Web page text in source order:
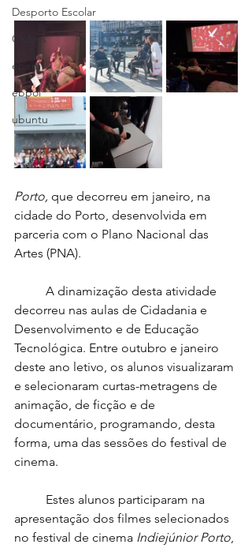
Desporto Escolar
Clubes
ebem
ebpol
ubuntu
Porto, que decorreu em janeiro, na
cidade do Porto, desenvolvida em
parceria com o Plano Nacional das
Artes (PNA).
decorreu nas aulas de Cidadania e
Desenvolvimento e de Educação
Tecnológica. Entre outubro e janeiro
deste ano letivo, os alunos visualizaram
e selecionaram curtas-metragens de
animação, de ficção e de
documentário, programando, desta
forma, uma das sessões do festival de
cinema.
apresentação dos filmes selecionados
no festival de cinema Indiejúnior Porto,